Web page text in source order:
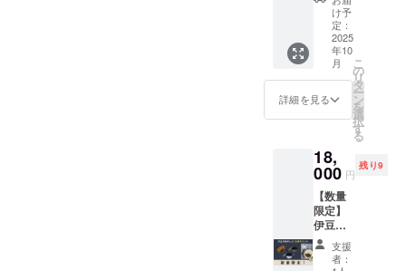
枚） ・
「伊豆
の極め
し」
チーム
よりお
礼の
ピセッ
ト ・伊
豆の極
めし
２〜桜
葉と南
伊豆野
菜の潮
かつお
レー〜
（1食約
200g）
×４食
セット
・シェ
ラどん
ぶり２
け予
定：
2025
年10
月
詳細を見る
こ
の
リ
タ
ー
ン
を
選
択
す
る
18,
000 円
残り9
【数量
限定】
伊豆の
極めし
２松崎
支援
者：